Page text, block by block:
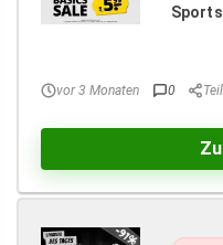
vor 3 Monaten 0